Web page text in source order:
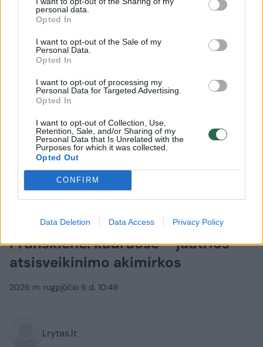
personal data.
Opted In
I want to opt-out of the Sale of my
Personal Data.
Opted In
I want to opt-out of processing my
Personal Data for Targeted Advertising.
Opted In
I want to opt-out of Collection, Use,
Retention, Sale, and/or Sharing of my
Personal Data that Is Unrelated with the
Purposes for which it was collected.
Opted Out
CONFIRM
Data Deletion Data Access Privacy Policy
Lietuvos diena Aktualijos
Lietuva atsisveikino su K.
Prunskiene: kadruose – jautrios
atsisveikinimo akimirkos
2026 m. rugpjūčio 6 d. 10:46
Lrytas.lt